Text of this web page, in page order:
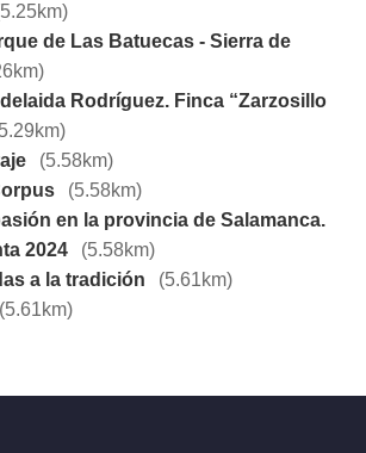
de Las Batuecas - Sierra de
Rodríguez. Finca “Zarzosillo
(5.58km)
(5.58km)
en la provincia de Salamanca.
2024
(5.58km)
a la tradición
(5.61km)
(5.61km)